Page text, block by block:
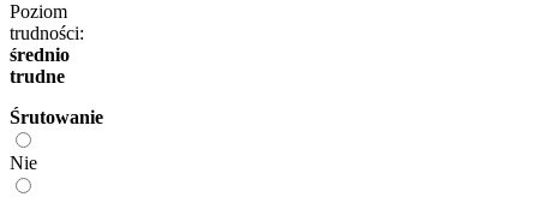
Poziom
trudności:
średnio
trudne
Śrutowanie
Nie